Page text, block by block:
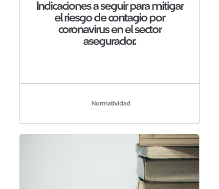
Indicaciones a seguir para mitigar
el riesgo de contagio por
coronavirus en el sector
asegurador.
Normatividad